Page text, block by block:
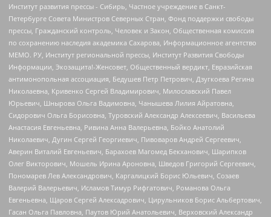
Институт развития прессы - Сибирь, Частное учреждение в Санкт-
Петербурге Совета Министров Северных Стран, Фонд поддержки свободы
прессы, Гражданский контроль, Человек и Закон, Общественная комиссия
по сохранению наследия академика Сахарова, Информационное агентство
МЕМО. РУ, Институт региональной прессы, Институт Развития Свободы
Информации, Экозащита!-Женсовет, Общественный вердикт, Евразийская
антимонопольная ассоциация, Бедушев Петр Петрович, Дзугкоева Регина
Николаевна, Кривенко Сергей Владимирович, Милославский Павел
Юрьевич, Шнырова Ольга Вадимовна, Чанышева Лилия Айратовна,
Сидорович Ольга Борисовна, Туровский Александр Алексеевич, Васильева
Анастасия Евгеньевна, Ривина Анна Валерьевна, Бойко Анатолий
Николаевич, Дугин Сергей Георгиевич, Пивоваров Андрей Сергеевич,
Аверин Виталий Евгеньевич, Барахоев Магомед Бекханович, Шарипков
Олег Викторович, Мошель Ирина Ароновна, Шведов Григорий Сергеевич,
Пономарев Лев Александрович, Каргалицкий Борис Юльевич, Созаев
Валерий Валерьевич, Исламов Тимур Рифгатович, Романова Ольга
Евгеньевна, Щаров Сергей Алексадрович, Цирульников Борис Альбертович,
Гасан Ольга Павловна, Паутов Юрий Анатольевич, Верховский Александр